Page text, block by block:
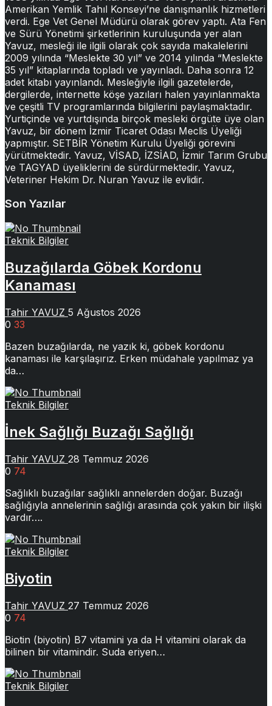
Amerikan Yemlik Tahıl Konseyi’ne danışmanlık hizmetleri
verdi. Ege Vet Genel Müdürü olarak görev yaptı. Ata Fen
ve Sürü Yönetimi şirketlerinin kuruluşunda yer alan
Yavuz, mesleği ile ilgili olarak çok sayıda makalelerini
2009 yılında “Meslekte 30 yıl” ve 2014 yılında “Meslekte
35 yıl” kitaplarında topladı ve yayınladı. Daha sonra 12
adet kitabı yayınlandı. Mesleğiyle ilgili gazetelerde,
dergilerde, internette köşe yazıları halen yayınlanmakta
ve çeşitli TV programlarında bilgilerini paylaşmaktadır.
Yurtiçinde ve yurtdışında birçok mesleki örgüte üye olan
Yavuz, bir dönem İzmir Ticaret Odası Meclis Üyeliği
yapmıştır. SETBİR Yönetim Kurulu Üyeliği görevini
yürütmektedir. Yavuz, VİSAD, İZSİAD, İzmir Tarım Grubu
ve TAGYAD üyeliklerini de sürdürmektedir. Yavuz,
Veteriner Hekim Dr. Nuran Yavuz ile evlidir.
Son Yazılar
Teknik Bilgiler
Buzağılarda Göbek Kordonu
Kanaması
Tahir YAVUZ 5 Ağustos 2026
0 33
Bazen buzağılarda, ne yazık ki, göbek kordonu
kanaması ile karşılaşırız. Erken müdahale yapılmaz ya
da…
Teknik Bilgiler
İnek Sağlığı Buzağı Sağlığı
Tahir YAVUZ 28 Temmuz 2026
0 74
Sağlıklı buzağılar sağlıklı annelerden doğar. Buzağı
sağlığıyla annelerinin sağlığı arasında çok yakın bir ilişki
vardır….
Teknik Bilgiler
Biyotin
Tahir YAVUZ 27 Temmuz 2026
0 74
Biotin (biyotin) B7 vitamini ya da H vitamini olarak da
bilinen bir vitamindir. Suda eriyen…
Teknik Bilgiler